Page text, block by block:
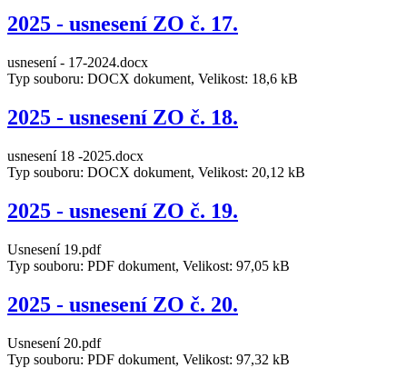
2025 - usnesení ZO č. 17.
usnesení - 17-2024.docx
Typ souboru: DOCX dokument, Velikost: 18,6 kB
2025 - usnesení ZO č. 18.
usnesení 18 -2025.docx
Typ souboru: DOCX dokument, Velikost: 20,12 kB
2025 - usnesení ZO č. 19.
Usnesení 19.pdf
Typ souboru: PDF dokument, Velikost: 97,05 kB
2025 - usnesení ZO č. 20.
Usnesení 20.pdf
Typ souboru: PDF dokument, Velikost: 97,32 kB